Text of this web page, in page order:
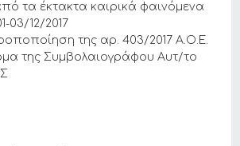
τα έκτακτα καιρικά φαινόμενα
03/12/2017
της αρ. 403/2017 Α.Ο.Ε.
της Συμβολαιογράφου Αυτ/το